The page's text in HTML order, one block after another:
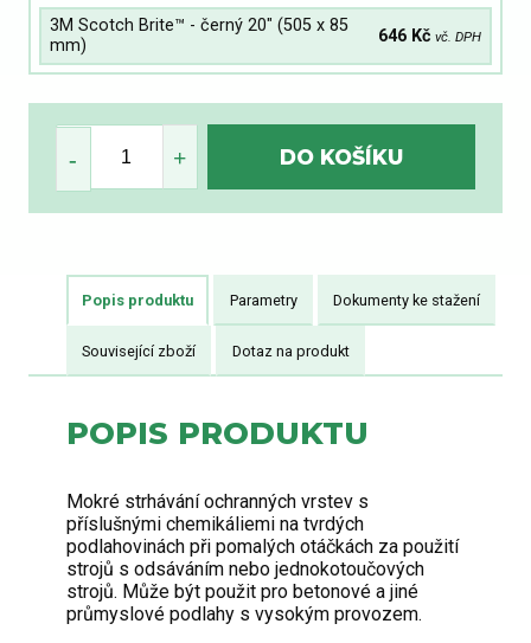
3M Scotch Brite™ - černý 20" (505 x 85
mm)
646 Kč vč. DPH
Popis produktu Parametry Dokumenty ke stažení
Související zboží Dotaz na produkt
POPIS PRODUKTU
Mokré strhávání ochranných vrstev s
příslušnými chemikáliemi na tvrdých
podlahovinách při pomalých otáčkách za použití
strojů s odsáváním nebo jednokotoučových
strojů. Může být použit pro betonové a jiné
průmyslové podlahy s vysokým provozem.